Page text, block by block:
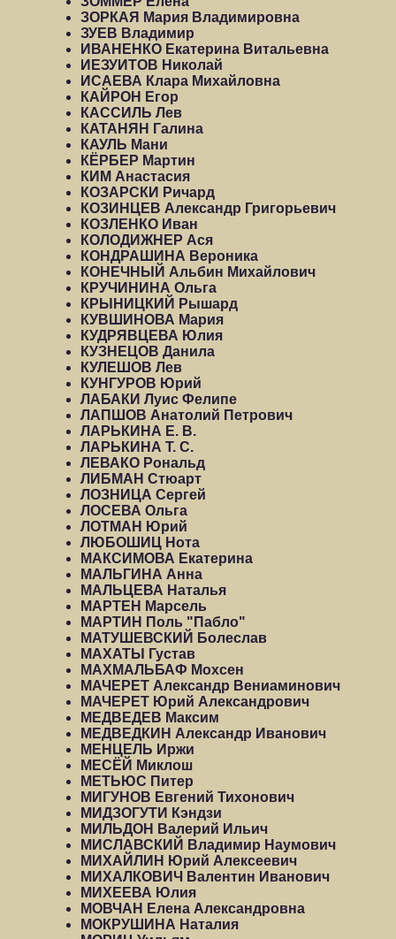
ЗОРКАЯ Мария Владимировна
ЗУЕВ Владимир
ИВАНЕНКО Екатерина Витальевна
ИЕЗУИТОВ Николай
ИСАЕВА Клара Михайловна
КАЙРОН Егор
КАССИЛЬ Лев
КАТАНЯН Галина
КАУЛЬ Мани
КЁРБЕР Мартин
КИМ Анастасия
КОЗАРСКИ Ричард
КОЗИНЦЕВ Александр Григорьевич
КОЗЛЕНКО Иван
КОЛОДИЖНЕР Ася
КОНДРАШИНА Вероника
КОНЕЧНЫЙ Альбин Михайлович
КРУЧИНИНА Ольга
КРЫНИЦКИЙ Рышард
КУВШИНОВА Мария
КУДРЯВЦЕВА Юлия
КУЗНЕЦОВ Данила
КУЛЕШОВ Лев
КУНГУРОВ Юрий
ЛАБАКИ Луис Фелипе
ЛАПШОВ Анатолий Петрович
ЛАРЬКИНА Е. В.
ЛАРЬКИНА Т. С.
ЛЕВАКО Рональд
ЛИБМАН Стюарт
ЛОЗНИЦА Сергей
ЛОСЕВА Ольга
ЛОТМАН Юрий
ЛЮБОШИЦ Нота
МАКСИМОВА Екатерина
МАЛЬГИНА Анна
МАЛЬЦЕВА Наталья
МАРТЕН Марсель
МАРТИН Поль "Пабло"
МАТУШЕВСКИЙ Болеслав
МАХАТЫ Густав
МАХМАЛЬБАФ Мохсен
МАЧЕРЕТ Александр Вениаминович
МАЧЕРЕТ Юрий Александрович
МЕДВЕДЕВ Максим
МЕДВЕДКИН Александр Иванович
МЕНЦЕЛЬ Иржи
МЕСЁЙ Миклош
МЕТЬЮС Питер
МИГУНОВ Евгений Тихонович
МИДЗОГУТИ Кэндзи
МИЛЬДОН Валерий Ильич
МИСЛАВСКИЙ Владимир Наумович
МИХАЙЛИН Юрий Алексеевич
МИХАЛКОВИЧ Валентин Иванович
МИХЕЕВА Юлия
МОВЧАН Елена Александровна
МОКРУШИНА Наталия